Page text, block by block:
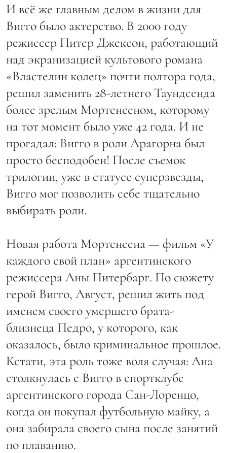
И всё же главным делом в жизни для
Вигго было актерство. В 2000 году
режиссер Питер Джексон, работающий
над экранизацией культового романа
«Властелин колец» почти полтора года,
решил заменить 28-летнего Таундсенда
более зрелым Мортенсеном, которому
на тот момент было уже 42 года. И не
прогадал: Вигго в роли Арагорна был
просто бесподобен! После съемок
трилогии, уже в статусе суперзвезды,
Вигго мог позволить себе тщательно
выбирать роли.
Новая работа Мортенсена — фильм «У
каждого свой план» аргентинского
режиссера Аны Питербарг. По сюжету
герой Вигго, Август, решил жить под
именем своего умершего брата-
близнеца Педро, у которого, как
оказалось, было криминальное прошлое.
Кстати, эта роль тоже воля случая: Ана
столкнулась с Вигго в спортклубе
аргентинского города Сан-Лоренцо,
когда он покупал футбольную майку, а
она забирала своего сына после занятий
по плаванию.